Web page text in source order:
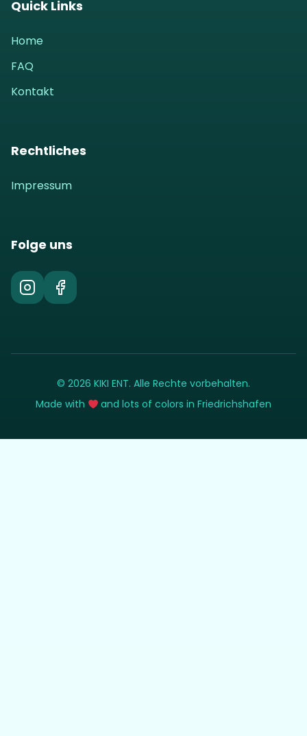
Quick Links
Home
FAQ
Kontakt
Rechtliches
Impressum
Folge uns
© 2026 KIKI ENT. Alle Rechte vorbehalten.
Made with
and lots of colors in Friedrichshafen